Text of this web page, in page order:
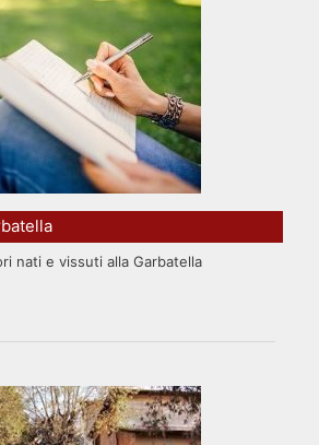
nati e vissuti alla Garbatella